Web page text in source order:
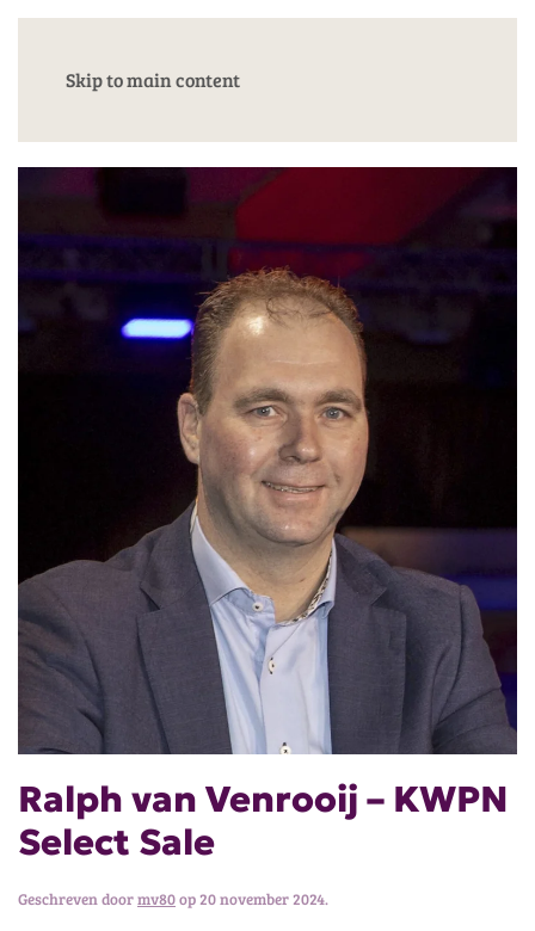
Skip to main content
Ralph van Venrooij – KWPN
Select Sale
Geschreven doormv80op20 november 2024.